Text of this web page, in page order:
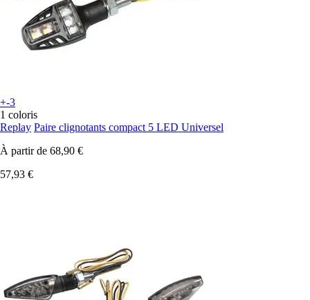
+-3
1 coloris
Replay Paire clignotants compact 5 LED Universel
À partir de 68,90 €
57,93 €